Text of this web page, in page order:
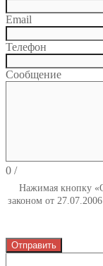
Email
Телефон
Сообщение
0 /
Нажимая кнопку
законом от
Отправить